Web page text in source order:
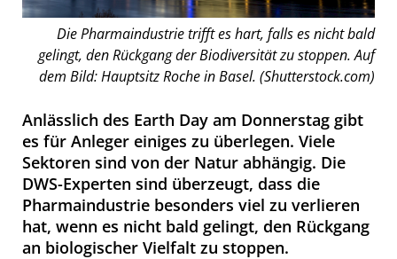
Die Pharmaindustrie trifft es hart, falls es nicht bald
gelingt, den Rückgang der Biodiversität zu stoppen. Auf
dem Bild: Hauptsitz Roche in Basel. (Shutterstock.com)
Anlässlich des Earth Day am Donnerstag gibt
es für Anleger einiges zu überlegen. Viele
Sektoren sind von der Natur abhängig. Die
DWS-Experten sind überzeugt, dass die
Pharmaindustrie besonders viel zu verlieren
hat, wenn es nicht bald gelingt, den Rückgang
an biologischer Vielfalt zu stoppen.